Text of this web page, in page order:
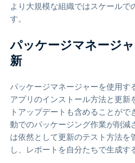
より大規模な組織ではスケールで
す。
パッケージマネージ
新
パッケージマネージャーを使用す
アプリのインストール方法と更新
トアップデートも含めることが
動でのパッケージング作業が削減
は依然として更新のテスト方法を
し、レポートを自分たちで生成す